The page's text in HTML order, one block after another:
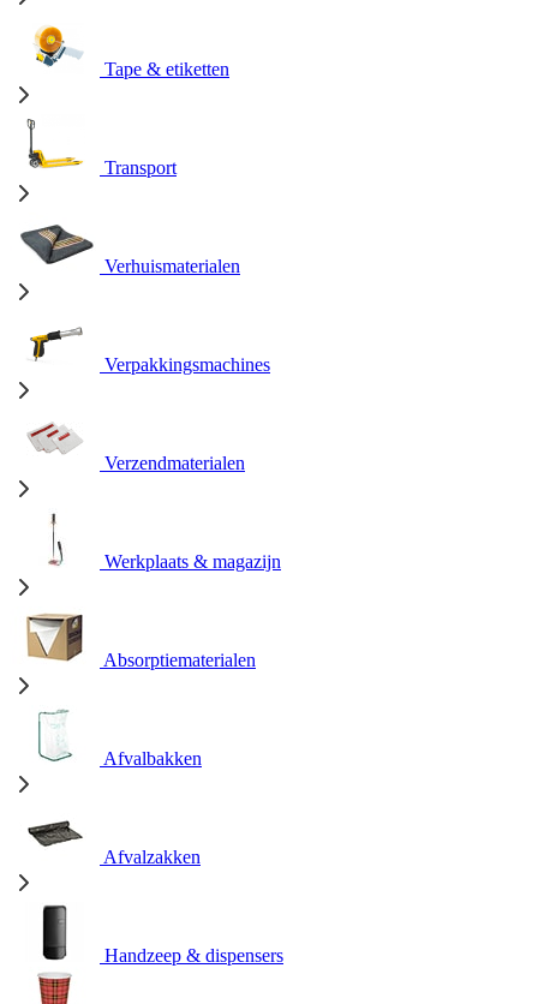
Tape & etiketten
Transport
Verhuismaterialen
Verpakkingsmachines
Verzendmaterialen
Werkplaats & magazijn
Absorptiematerialen
Afvalbakken
Afvalzakken
Handzeep & dispensers